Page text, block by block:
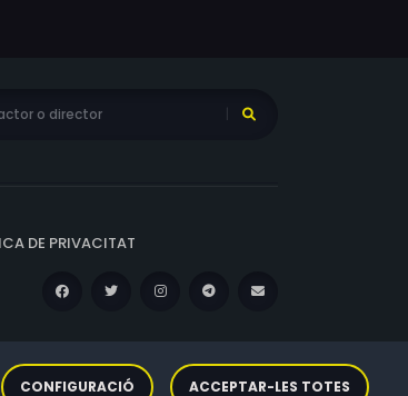
DE PRIVACITAT
CONFIGURACIÓ ACCEPTAR-LES TOTES